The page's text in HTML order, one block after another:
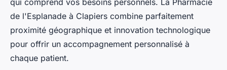
de l'Esplanade à Clapiers combine parfaitement
proximité géographique et innovation technologique
pour offrir un accompagnement personnalisé à
chaque patient.